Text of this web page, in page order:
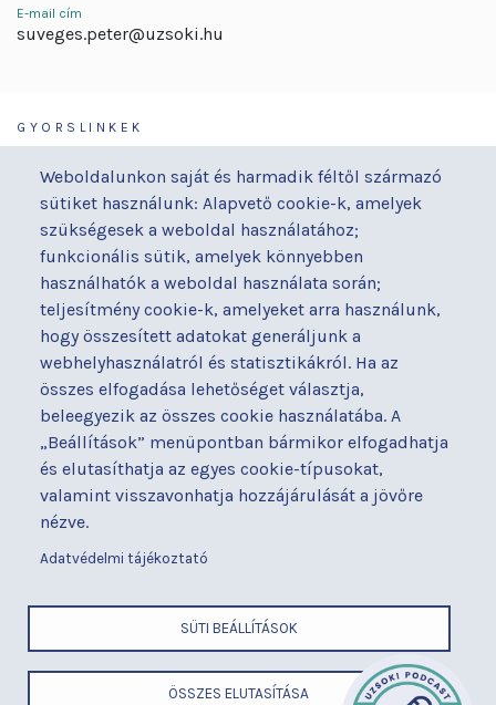
Weboldalunkon saját és harmadik féltől származó
sütiket használunk: Alapvető cookie-k, amelyek
szükségesek a weboldal használatához;
funkcionális sütik, amelyek könnyebben
használhatók a weboldal használata során;
teljesítmény cookie-k, amelyeket arra használunk,
hogy összesített adatokat generáljunk a
webhelyhasználatról és statisztikákról. Ha az
összes elfogadása lehetőséget választja,
beleegyezik az összes cookie használatába. A
„Beállítások” menüpontban bármikor elfogadhatja
és elutasíthatja az egyes cookie-típusokat,
valamint visszavonhatja hozzájárulását a jövőre
nézve.
Adatvédelmi tájékoztató
SÜTI BEÁLLÍTÁSOK
ÖSSZES ELUTASÍTÁSA
E-mail cím
suveges.peter@uzsoki.hu
a Semmelweis Egyetem Általános Orvostudományi Kar Gyakorló
GYORSLINKEK
Orvosaink
Osztályaink
Kapcsolat
Akadálymentesítési
nyilatkozat
Alapítványaink
Betegjogi képviselő
Címek és telefonszámok
Diagnosztika
Események
Gyermekmegőrző
Házirend
Hírek
Parkolás
Térítéses ellátás
Videógaléria
Visszajelzések
Várólista
Közérdekű adatok
LÁBLÉC
Cím
Telefonszám